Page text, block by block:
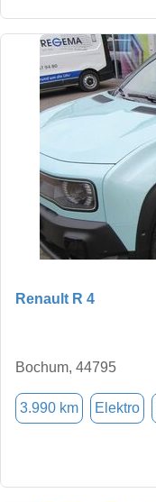
Renault R 4
Bochum, 44795
3.990 km Elektro